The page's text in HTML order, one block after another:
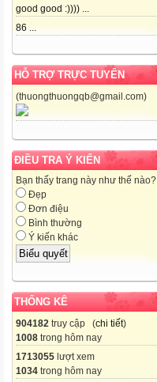
good good :)))) ...
86 ...
HỖ TRỢ TRỰC TUYẾN
(thuongthuongqb@gmail.com)
ĐIỀU TRA Ý KIẾN
Bạn thấy trang này như thế nào?
Đẹp
Đơn điệu
Bình thường
Ý kiến khác
THỐNG KÊ
904182 truy cập (chi tiết)
1008 trong hôm nay
1713055 lượt xem
1034 trong hôm nay